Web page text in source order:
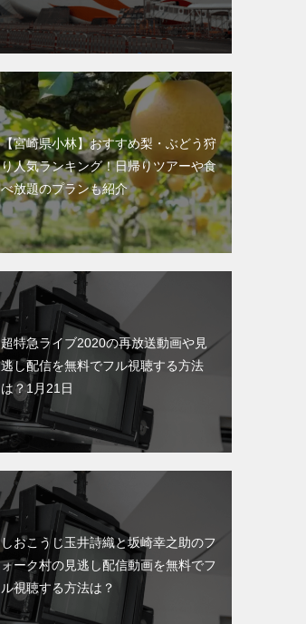
【宮崎県小林】おすすめ梨・ぶどう狩
り人気ランキング！日帰りツアーや食
べ放題のプランも紹介
超特急ライブ2020の再放送動画や見
逃し配信を無料でフル視聴する方法
は？1月21日
しおこうじ玉井詩織と坂崎幸之助のフ
ォーク村の見逃し配信動画を無料でフ
ル視聴する方法は？